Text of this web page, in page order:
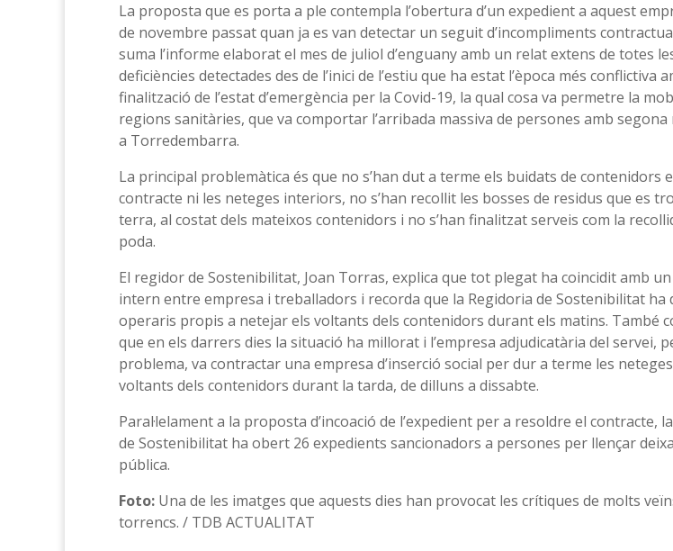
La proposta que es porta a ple contempla l’obertura d’un expedient a aquest
de novembre passat quan ja es van detectar un seguit d’incompliments
suma l’informe elaborat el mes de juliol d’enguany amb un relat extens de totes
deficiències detectades des de l’inici de l’estiu que ha estat l’època més conflictiva
finalització de l’estat d’emergència per la Covid-19, la qual cosa va permetre la
regions sanitàries, que va comportar l’arribada massiva de persones amb segona
a Torredembarra.
La principal problemàtica és que no s’han dut a terme els buidats de contenidors
contracte ni les neteges interiors, no s’han recollit les bosses de residus que es
terra, al costat dels mateixos contenidors i no s’han finalitzat serveis com la
poda.
El regidor de Sostenibilitat, Joan Torras, explica que tot plegat ha coincidit amb
intern entre empresa i treballadors i recorda que la Regidoria de Sostenibilitat ha
operaris propis a netejar els voltants dels contenidors durant els matins. També
que en els darrers dies la situació ha millorat i l’empresa adjudicatària del servei,
problema, va contractar una empresa d’inserció social per dur a terme les
voltants dels contenidors durant la tarda, de dilluns a dissabte.
Paral·lelament a la proposta d’incoació de l’expedient per a resoldre el contracte,
de Sostenibilitat ha obert 26 expedients sancionadors a persones per llençar
pública.
Foto: Una de les imatges que aquests dies han provocat les crítiques de molts
torrencs. / TDB ACTUALITAT